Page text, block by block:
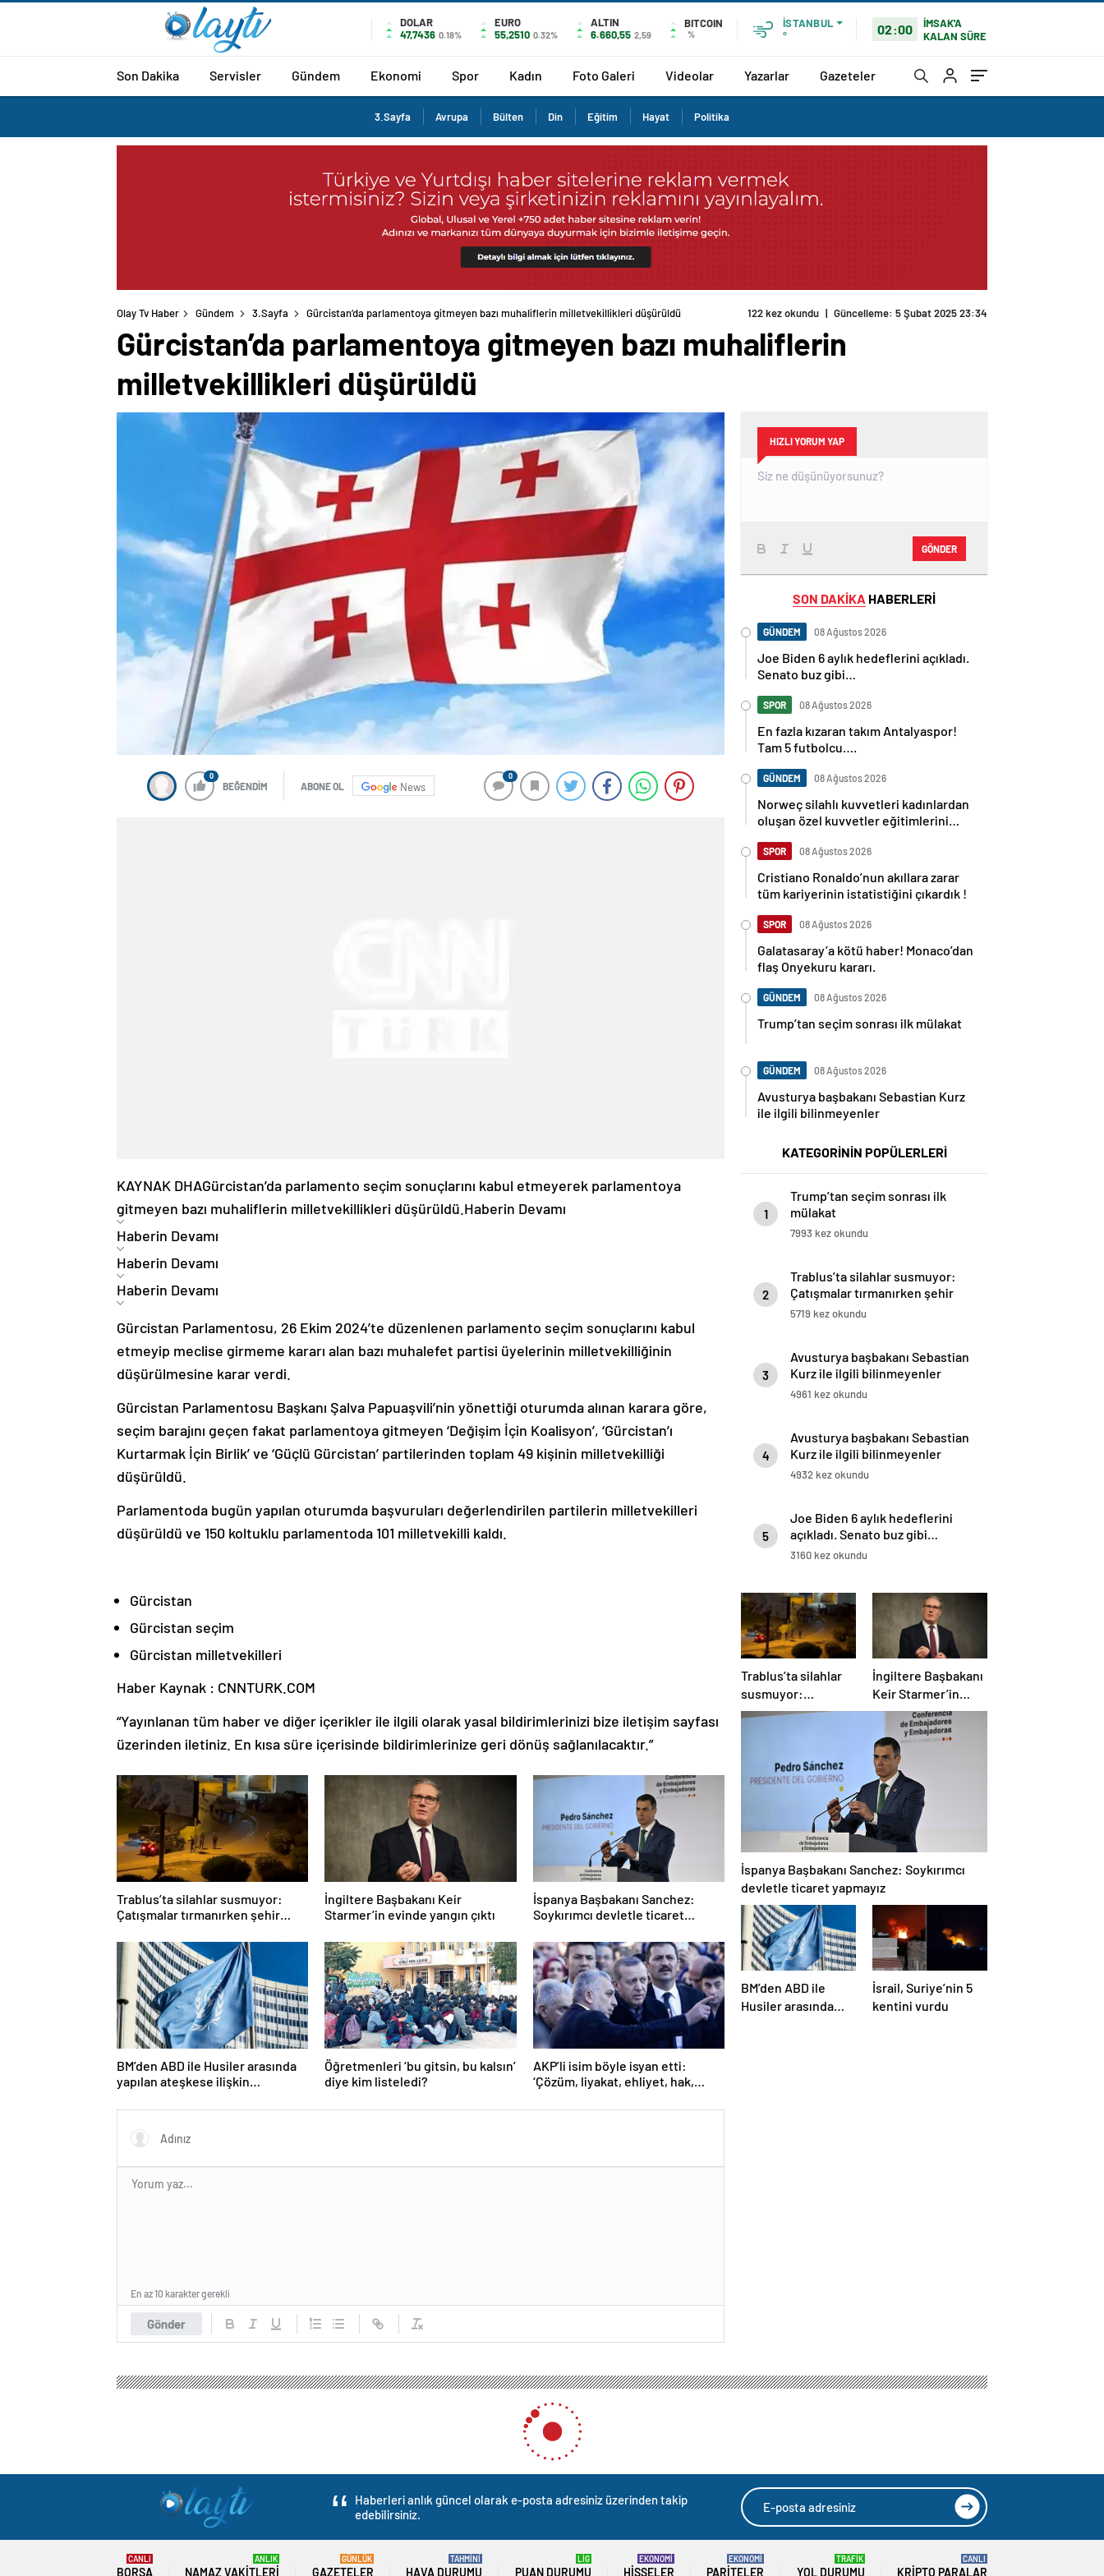
DOLAR
47,7436 0.18%
EURO
55,2510 0.32%
ALTIN
6.660,55 2,59
BITCOIN
%
İSTANBUL
°
02:00
İMSAK'A
KALAN SÜRE
Son Dakika Servisler Gündem Ekonomi Spor Kadın Foto Galeri Videolar Yazarlar Gazeteler
3.Sayfa Avrupa Bülten Din Eğitim Hayat Politika
Olay Tv Haber Gündem 3.Sayfa Gürcistan’da parlamentoya gitmeyen bazı muhaliflerin milletvekillikleri düşürüldü 122 kez okundu | Güncelleme: 5 Şubat 2025 23:34
Gürcistan’da parlamentoya gitmeyen bazı muhaliflerin
milletvekillikleri düşürüldü
0
BEĞENDİM ABONE OL News
0
KAYNAK DHAGürcistan’da parlamento seçim sonuçlarını kabul etmeyerek parlamentoya
gitmeyen bazı muhaliflerin milletvekillikleri düşürüldü.Haberin Devamı
Haberin Devamı
Haberin Devamı
Haberin Devamı
Gürcistan Parlamentosu, 26 Ekim 2024’te düzenlenen parlamento seçim sonuçlarını kabul
etmeyip meclise girmeme kararı alan bazı muhalefet partisi üyelerinin milletvekilliğinin
düşürülmesine karar verdi.
Gürcistan Parlamentosu Başkanı Şalva Papuaşvili’nin yönettiği oturumda alınan karara göre,
seçim barajını geçen fakat parlamentoya gitmeyen ‘Değişim İçin Koalisyon’, ‘Gürcistan’ı
Kurtarmak İçin Birlik’ ve ‘Güçlü Gürcistan’ partilerinden toplam 49 kişinin milletvekilliği
düşürüldü.
Parlamentoda bugün yapılan oturumda başvuruları değerlendirilen partilerin milletvekilleri
düşürüldü ve 150 koltuklu parlamentoda 101 milletvekilli kaldı.
Gürcistan
Gürcistan seçim
Gürcistan milletvekilleri
Haber Kaynak : CNNTURK.COM
“Yayınlanan tüm haber ve diğer içerikler ile ilgili olarak yasal bildirimlerinizi bize iletişim sayfası
üzerinden iletiniz. En kısa süre içerisinde bildirimlerinize geri dönüş sağlanılacaktır.”
Trablus’ta silahlar susmuyor:
Çatışmalar tırmanırken şehir
İngiltere Başbakanı Keir
Starmer’in evinde yangın çıktı
İspanya Başbakanı Sanchez:
Soykırımcı devletle ticaret
BM’den ABD ile Husiler arasında
yapılan ateşkese ilişkin
Öğretmenleri ‘bu gitsin, bu kalsın’
diye kim listeledi?
AKP’li isim böyle isyan etti:
‘Çözüm, liyakat, ehliyet, hak,
Gönder
En az 10 karakter gerekli
HIZLI YORUM YAP
GÖNDER
SON DAKİKA HABERLERİ
GÜNDEM 08 Ağustos 2026
Joe Biden 6 aylık hedeflerini açıkladı.
Senato buz gibi…
SPOR 08 Ağustos 2026
En fazla kızaran takım Antalyaspor!
Tam 5 futbolcu….
GÜNDEM 08 Ağustos 2026
Norweç silahlı kuvvetleri kadınlardan
oluşan özel kuvvetler eğitimlerini
SPOR 08 Ağustos 2026
Cristiano Ronaldo’nun akıllara zarar
tüm kariyerinin istatistiğini çıkardık !
SPOR 08 Ağustos 2026
Galatasaray’a kötü haber! Monaco’dan
flaş Onyekuru kararı.
GÜNDEM 08 Ağustos 2026
Trump’tan seçim sonrası ilk mülakat
GÜNDEM 08 Ağustos 2026
Avusturya başbakanı Sebastian Kurz
ile ilgili bilinmeyenler
KATEGORİNİN POPÜLERLERİ
1
Trump’tan seçim sonrası ilk
mülakat
7993 kez okundu
2
Trablus’ta silahlar susmuyor:
Çatışmalar tırmanırken şehir
alarmda
5719 kez okundu
3
Avusturya başbakanı Sebastian
Kurz ile ilgili bilinmeyenler
4961 kez okundu
4
Avusturya başbakanı Sebastian
Kurz ile ilgili bilinmeyenler
4932 kez okundu
5
Joe Biden 6 aylık hedeflerini
açıkladı. Senato buz gibi…
3160 kez okundu
Trablus’ta silahlar
susmuyor:
Çatışmalar
İngiltere Başbakanı
Keir Starmer’in
evinde yangın çıktı
İspanya Başbakanı Sanchez: Soykırımcı
devletle ticaret yapmayız
BM’den ABD ile
Husiler arasında
İsrail, Suriye’nin 5
kentini vurdu
Haberleri anlık güncel olarak e-posta adresiniz üzerinden takip
edebilirsiniz.
BORSA
CANLI
NAMAZ VAKITLERI
ANLIK
GAZETELER
GÜNLÜK
HAVA DURUMU
TAHMİNİ
PUAN DURUMU
LİG
HISSELER
EKONOMİ
PARITELER
EKONOMİ
YOL DURUMU
TRAFİK
KRIPTO PARALAR
CANLI